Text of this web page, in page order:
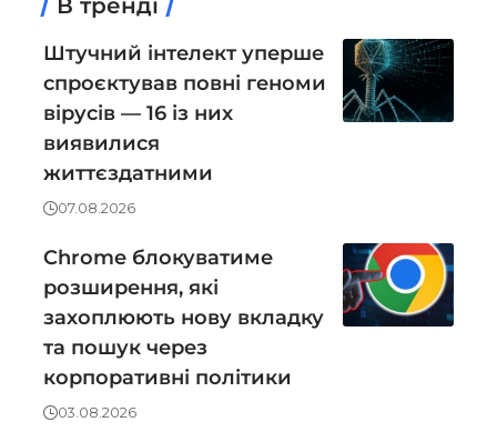
В тренді
Штучний інтелект уперше
спроєктував повні геноми
вірусів — 16 із них
виявилися
життєздатними
07.08.2026
Chrome блокуватиме
розширення, які
захоплюють нову вкладку
та пошук через
корпоративні політики
03.08.2026